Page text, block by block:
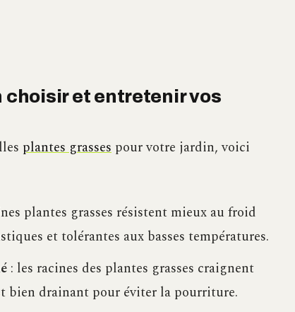
choisir et entretenir vos
plantes grasses pour votre jardin, voici
plantes grasses résistent mieux au froid
et tolérantes aux basses températures.
: les racines des plantes grasses craignent
bien drainant pour éviter la pourriture.